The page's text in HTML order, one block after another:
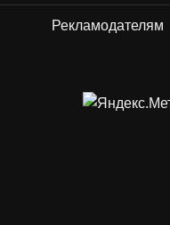
Рекламодателям